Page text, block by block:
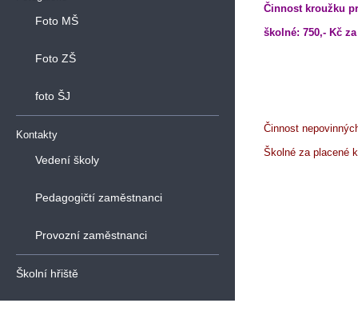
Foto MŠ
Foto ZŠ
foto ŠJ
Kontakty
Vedení školy
Pedagogičtí zaměstnanci
Provozní zaměstnanci
Školní hřiště
Činnost kroužku
školné: 750,- Kč
Činnost
Školné za placené